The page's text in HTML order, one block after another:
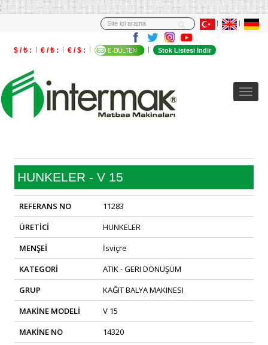
;
$ / ₺ : € / ₺ : € / $ : Stok Listesi İndir
HUNKELER - V 15
REFERANS NO
11283
ÜRETİCİ
HUNKELER
MENŞEİ
İsviçre
KATEGORİ
ATIK - GERI DÖNÜŞÜM
GRUP
KAĞIT BALYA MAKINESI
MAKİNE MODELİ
V 15
MAKİNE NO
14320